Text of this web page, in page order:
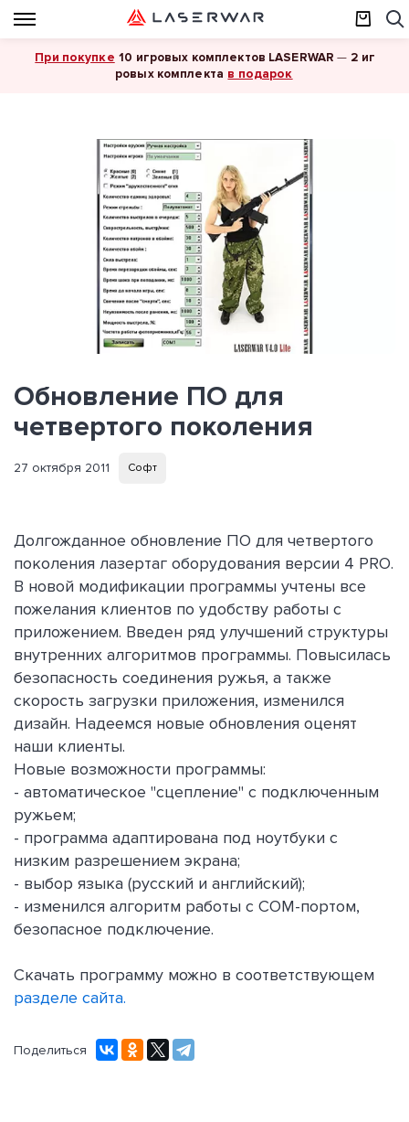
При покупке 10 игровых комплектов LASERWAR — 2 иг
ровых комплекта в подарок
Обновление ПО для
четвертого поколения
27 октября 2011 Софт
Долгожданное обновление ПО для четвертого
поколения лазертаг оборудования версии 4 PRO.
В новой модификации программы учтены все
пожелания клиентов по удобству работы с
приложением. Введен ряд улучшений структуры
внутренних алгоритмов программы. Повысилась
безопасность соединения ружья, а также
скорость загрузки приложения, изменился
дизайн. Надеемся новые обновления оценят
наши клиенты.
Новые возможности программы:
- автоматическое "сцепление" с подключенным
ружьем;
- программа адаптирована под ноутбуки с
низким разрешением экрана;
- выбор языка (русский и английский);
- изменился алгоритм работы с COM-портом,
безопасное подключение.
Скачать программу можно в соответствующем
разделе сайта.
Поделиться